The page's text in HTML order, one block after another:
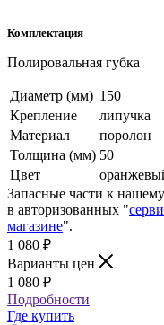
Комплектация
Полировальная губка
Диаметр (мм) 150
Крепление
липучка
Материал
поролон
Толщина (мм) 50
Цвет
Запасные части к
в авторизованных "
магазине".
1 080 ₽
Варианты цен
1 080 ₽
Подробности
Где купить